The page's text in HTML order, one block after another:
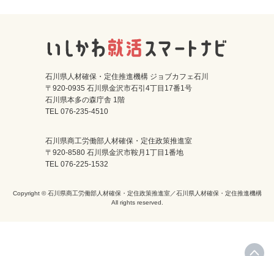
石川県人材確保・定住推進機構 ジョブカフェ石川
〒920-0935 石川県金沢市石引4丁目17番1号
石川県本多の森庁舎 1階
TEL 076-235-4510
石川県商工労働部人材確保・定住政策推進室
〒920-8580 石川県金沢市鞍月1丁目1番地
TEL 076-225-1532
Copyright © 石川県商工労働部人材確保・定住政策推進室／石川県人材確保・定住推進機構
All rights reserved.